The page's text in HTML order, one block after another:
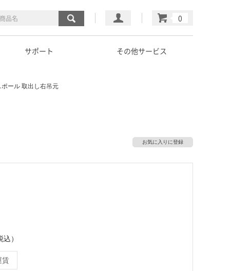
マイページ
カート
サポート その他サービス
ポール 取出し右吊元
お気に入りに登録
）
賃